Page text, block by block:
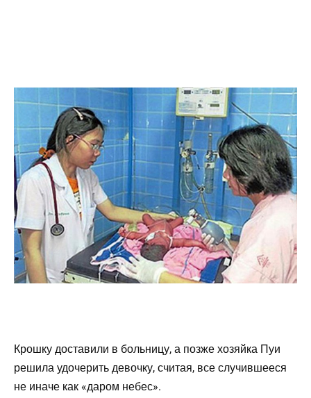
Крошку доставили в больницу, а позже хозяйка Пуи
решила удочерить девочку, считая, все случившееся
не иначе как «даром небес».